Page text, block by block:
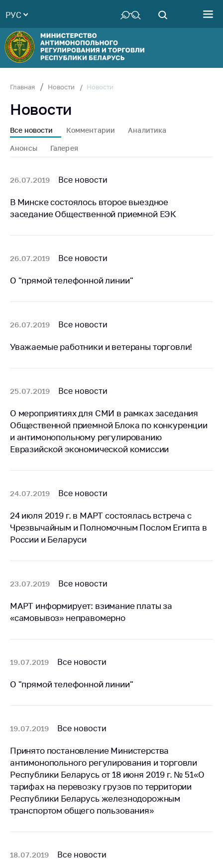
Руководство
Структура
Министерства
Территориальные
Законодательство
Антикоррупционная
деятельность
совет
Соискателям
Награждения
товарная биржа
жизнь
Официальные
геральдические
символы
Деятельность
Антимонопольное
регулирование и
конкуренция
контроль закупок
потребителей
Регулирование
рекламной
сотрудничество
Применение мер
нетарифного
регулирования
Выставочная
Республике
Беларусь
данных
Новости
Обратиться в МАРТ
Личный прием
граждан и юр. лиц
Горячая линия
РУС
Главная Новости Новости
Новости
Все новости Комментарии Аналитика
Анонсы Галерея
26.07.2019 Все новости
В Минске состоялось второе выездное
заседание Общественной приемной ЕЭК
26.07.2019 Все новости
О "прямой телефонной линии"
26.07.2019 Все новости
Уважаемые работники и ветераны торговли!
25.07.2019 Все новости
О мероприятиях для СМИ в рамках заседания
Общественной приемной Блока по конкуренции
и антимонопольному регулированию
Евразийской экономической комиссии
24.07.2019 Все новости
24 июля 2019 г. в МАРТ состоялась встреча с
Чрезвычайным и Полномочным Послом Египта в
России и Беларуси
23.07.2019 Все новости
МАРТ информирует: взимание платы за
«самовывоз» неправомерно
19.07.2019 Все новости
О "прямой телефонной линии"
19.07.2019 Все новости
Принято постановление Министерства
антимонопольного регулирования и торговли
Республики Беларусь от 18 июня 2019 г. № 51«О
тарифах на перевозку грузов по территории
Республики Беларусь железнодорожным
транспортом общего пользования»
18.07.2019 Все новости